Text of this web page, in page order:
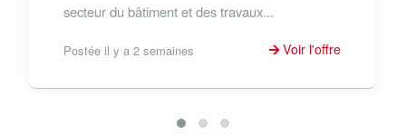
secteur du bâtiment et des travaux...
Postée il y a 2 semaines Voir l'offre